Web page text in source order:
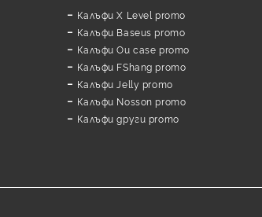
Калъфи X Level promo
Калъфи Baseus promo
Калъфи Ou case promo
Калъфи FShang promo
Калъфи Jelly promo
Калъфи Nosson promo
Калъфи други promo